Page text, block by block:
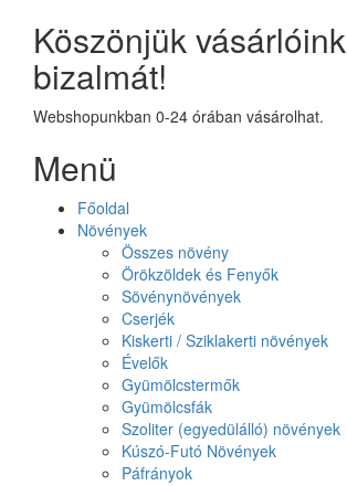
Köszönjük vásárlóink
bizalmát!
Webshopunkban 0-24 órában vásárolhat.
Menü
Főoldal
Növények
Összes növény
Örökzöldek és Fenyők
Sövénynövények
Cserjék
Kiskerti / Sziklakerti növények
Évelők
Gyümölcstermők
Gyümölcsfák
Szoliter (egyedülálló) növények
Kúszó-Futó Növények
Páfrányok